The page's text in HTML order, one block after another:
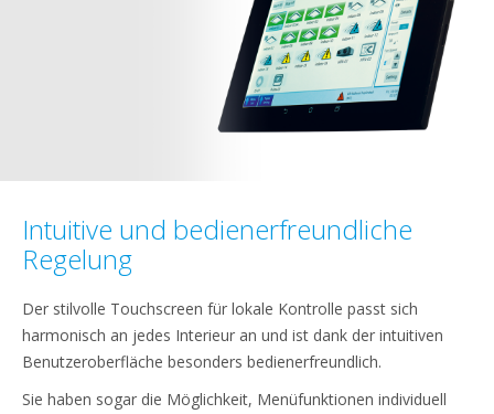
Intuitive und bedienerfreundliche
Regelung
Der stilvolle Touchscreen für lokale Kontrolle passt sich
harmonisch an jedes Interieur an und ist dank der intuitiven
Benutzeroberfläche besonders bedienerfreundlich.
Sie haben sogar die Möglichkeit, Menüfunktionen individuell